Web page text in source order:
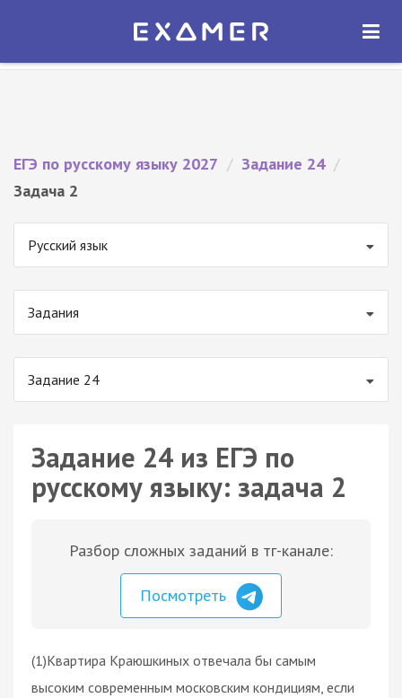
Экзамер — ЕГЭ 2027
ОТКРЫТЬ
ЕГЭ по русскому языку 2027 / Задание 24 /
Задача 2
Русский язык
Задания
Задание 24
Задание 24 из ЕГЭ по
русскому языку: задача 2
Разбор сложных заданий в тг-канале:
Посмотреть
(1)Квартира Краюшкиных отвечала бы самым
высоким современным московским кондициям, если